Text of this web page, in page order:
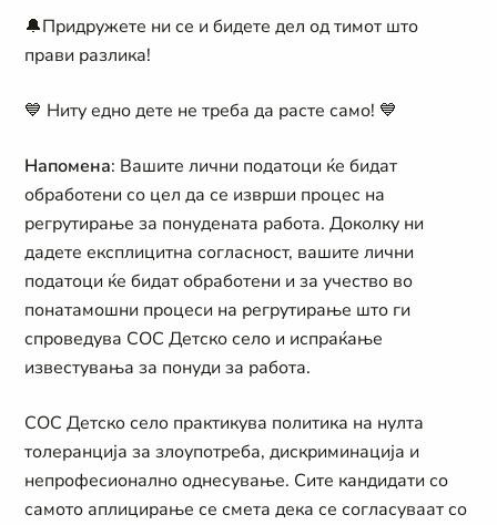
🔔Придружете ни се и бидете дел од тимот што
прави разлика!
💙 Ниту едно дете не треба да расте само! 💙
Напомена: Вашите лични податоци ќе бидат
обработени со цел да се изврши процес на
регрутирање за понудената работа. Доколку ни
дадете експлицитна согласност, вашите лични
податоци ќе бидат обработени и за учество во
понатамошни процеси на регрутирање што ги
спроведува СОС Детско село и испраќање
известувања за понуди за работа.
СОС Детскo селo практикува политика на нулта
толеранција за злоупотреба, дискриминација и
непрофесионално однесување. Сите кандидати со
самото аплицирање се смета дека се согласуваат со